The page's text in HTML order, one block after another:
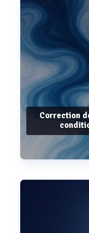
Correction